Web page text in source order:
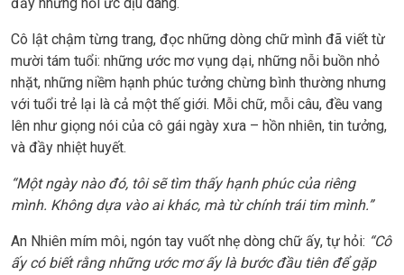
Cô lật chậm từng trang, đọc những dòng chữ mình đã viết từ
mười tám tuổi: những ước mơ vụng dại, những nỗi buồn nhỏ
nhặt, những niềm hạnh phúc tưởng chừng bình thường nhưng
với tuổi trẻ lại là cả một thế giới. Mỗi chữ, mỗi câu, đều vang
lên như giọng nói của cô gái ngày xưa – hồn nhiên, tin tưởng,
và đầy nhiệt huyết.
“Một ngày nào đó, tôi sẽ tìm thấy hạnh phúc của riêng
mình. Không dựa vào ai khác, mà từ chính trái tim mình.”
An Nhiên mím môi, ngón tay vuốt nhẹ dòng chữ ấy, tự hỏi: “Cô
ấy có biết rằng những ước mơ ấy là bước đầu tiên để gặp